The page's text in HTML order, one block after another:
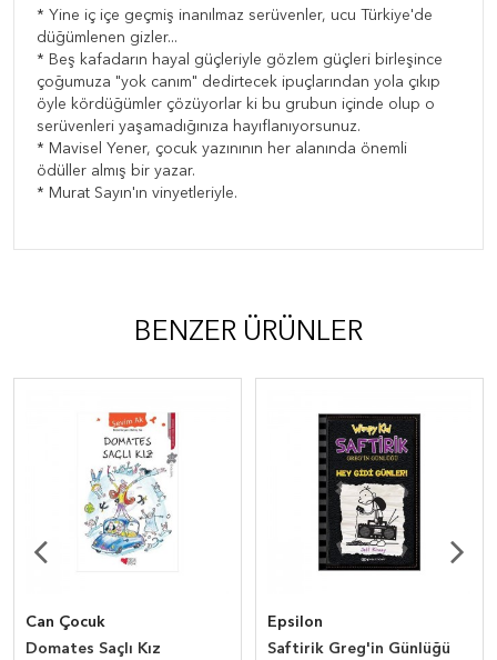
* Yine iç içe geçmiş inanılmaz serüvenler, ucu Türkiye'de
düğümlenen gizler...
* Beş kafadarın hayal güçleriyle gözlem güçleri birleşince
çoğumuza "yok canım" dedirtecek ipuçlarından yola çıkıp
öyle kördüğümler çözüyorlar ki bu grubun içinde olup o
serüvenleri yaşamadığınıza hayıflanıyorsunuz.
* Mavisel Yener, çocuk yazınının her alanında önemli
ödüller almış bir yazar.
* Murat Sayın'ın vinyetleriyle.
BENZER ÜRÜNLER
Can Çocuk
Domates Saçlı Kız
Epsilon
Saftirik Greg'in Günlüğü